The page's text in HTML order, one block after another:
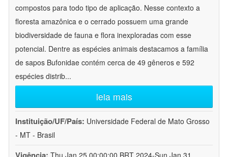
compostos para todo tipo de aplicação. Nesse contexto a
floresta amazônica e o cerrado possuem uma grande
biodiversidade de fauna e flora inexploradas com esse
potencial. Dentre as espécies animais destacamos a família
de sapos Bufonidae contém cerca de 49 gêneros e 592
espécies distrib...
leia mais
Instituição/UF/País: Universidade Federal de Mato Grosso
- MT - Brasil